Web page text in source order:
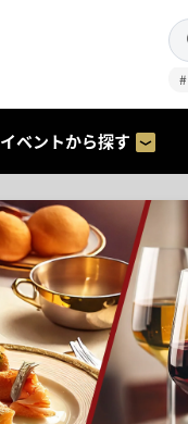
イベントから探す